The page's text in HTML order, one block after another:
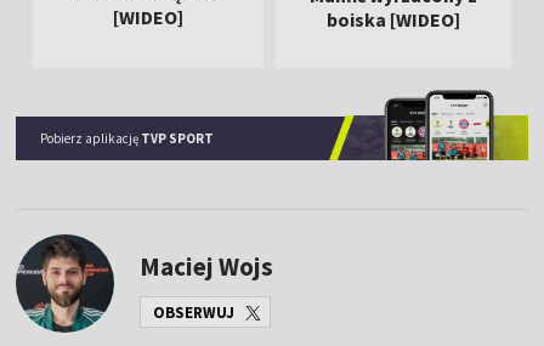
[WIDEO]
boiska [WIDEO]
Pobierz aplikację TVP SPORT
Maciej Wojs
OBSERWUJ